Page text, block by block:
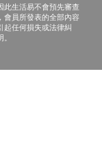
/ Water Proof /
此生活易不會預先審查
會員所發表的全部內容
起任何損失或法律糾